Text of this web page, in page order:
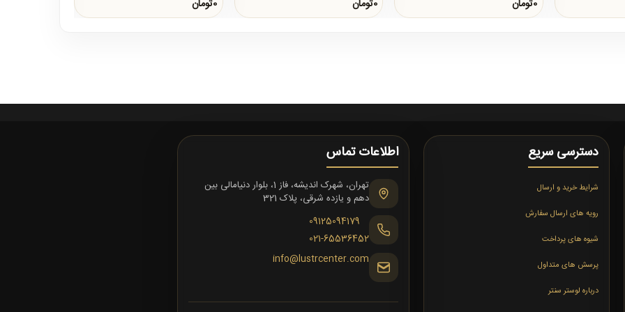
0تومان 0تومان 0تومان
دسترسی سریع
شرایط خرید و ارسال
رویه های ارسال سفارش
شیوه های پرداخت
پرسش های متداول
درباره لوستر سنتر
اطلاعات تماس
تهران، شهرک اندیشه، فاز 1، بلوار دنیامالی بین
دهم و یازده شرقی، پلاک 321
09125094179
021-65536452
info@lustrcenter.com